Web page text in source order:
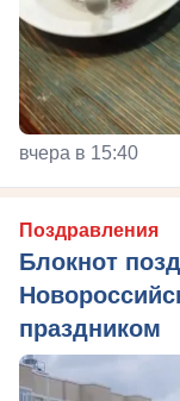
вчера в 15:40
Поздравления
Блокнот
праздником